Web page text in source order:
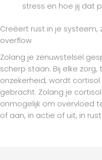
stress en hoe jij dat
Creëert rust in je
overflow
Zolang je zenuwstelsel
scherp staan. Bij elke
onzekerheid, wordt
gebracht. Zolang je
onmogelijk om overvloed
of aan, in actie of uit, in